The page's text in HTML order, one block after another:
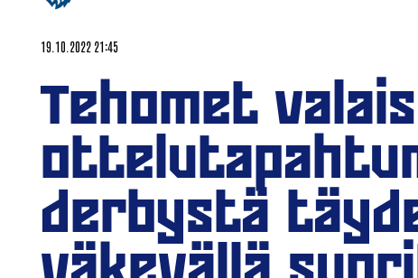
19.10.2022 21:45
Tehomet
derbystä